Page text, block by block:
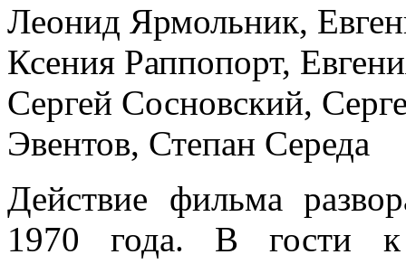
Леонид Ярмольник,
Ксения Раппопорт,
Сергей Сосновский,
Эвентов, Степан Середа
Действие фильма
1970 года. В гости